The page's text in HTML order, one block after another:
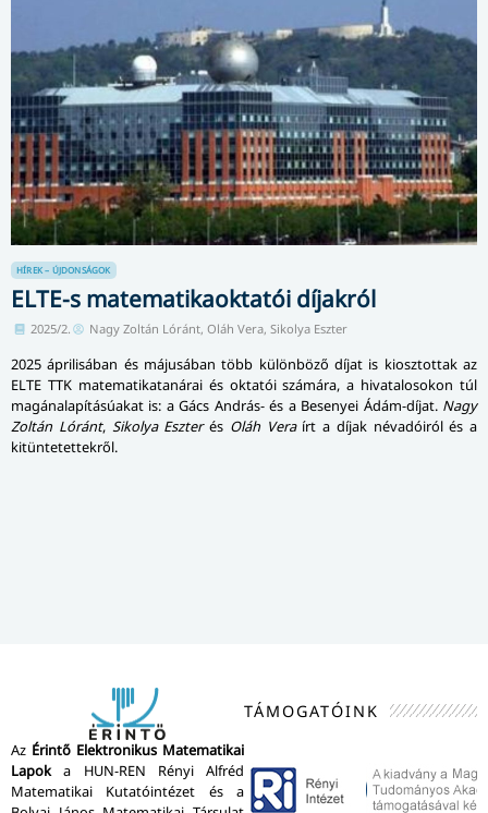
HÍREK – ÚJDONSÁGOK
ELTE-s matematikaoktatói díjakról
2025/2. Nagy Zoltán Lóránt, Oláh Vera, Sikolya Eszter
2025 áprilisában és májusában több különböző díjat is kiosztottak az
ELTE TTK matematikatanárai és oktatói számára, a hivatalosokon túl
magánalapításúakat is: a Gács András- és a Besenyei Ádám-díjat. Nagy
Zoltán Lóránt, Sikolya Eszterés Oláh Veraírt a díjak névadóiról és a
kitüntetettekről.
Az Érintő Elektronikus Matematikai
Lapoka HUN-REN Rényi Alfréd
Matematikai Kutatóintézet és a
TÁMOGATÓINK